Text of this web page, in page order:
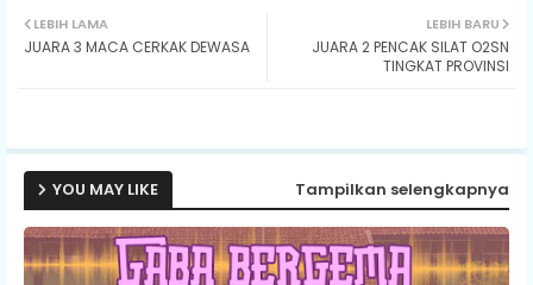
ats
p
LEBIH BARU
JUARA 2 PENCAK SILAT O2SN
TINGKAT PROVINSI
LEBIH LAMA
JUARA 3 MACA CERKAK DEWASA
YOU MAY LIKE Tampilkan selengkapnya